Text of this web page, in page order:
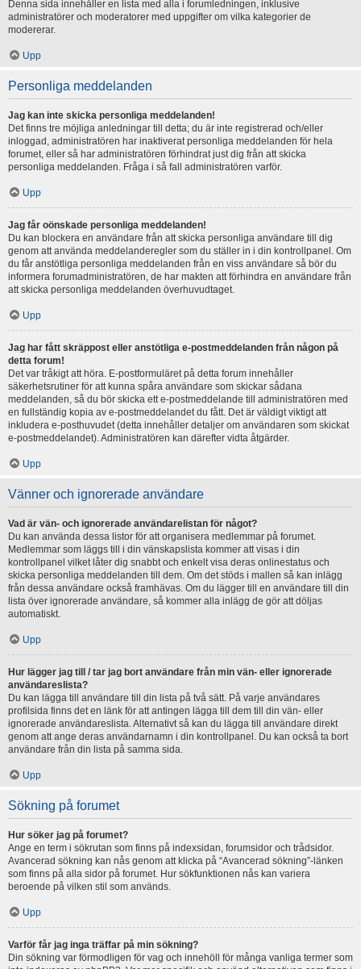
Denna sida innehåller en lista med alla i forumledningen, inklusive
administratörer och moderatorer med uppgifter om vilka kategorier de
modererar.
Upp
Personliga meddelanden
Jag kan inte skicka personliga meddelanden!
Det finns tre möjliga anledningar till detta; du är inte registrerad och/eller
inloggad, administratören har inaktiverat personliga meddelanden för hela
forumet, eller så har administratören förhindrat just dig från att skicka
personliga meddelanden. Fråga i så fall administratören varför.
Upp
Jag får oönskade personliga meddelanden!
Du kan blockera en användare från att skicka personliga användare till dig
genom att använda meddelanderegler som du ställer in i din kontrollpanel. Om
du får anstötliga personliga meddelanden från en viss användare så bör du
informera forumadministratören, de har makten att förhindra en användare från
att skicka personliga meddelanden överhuvudtaget.
Upp
Jag har fått skräppost eller anstötliga e-postmeddelanden från någon på
detta forum!
Det var tråkigt att höra. E-postformuläret på detta forum innehåller
säkerhetsrutiner för att kunna spåra användare som skickar sådana
meddelanden, så du bör skicka ett e-postmeddelande till administratören med
en fullständig kopia av e-postmeddelandet du fått. Det är väldigt viktigt att
inkludera e-posthuvudet (detta innehåller detaljer om användaren som skickat
e-postmeddelandet). Administratören kan därefter vidta åtgärder.
Upp
Vänner och ignorerade användare
Vad är vän- och ignorerade användarelistan för något?
Du kan använda dessa listor för att organisera medlemmar på forumet.
Medlemmar som läggs till i din vänskapslista kommer att visas i din
kontrollpanel vilket låter dig snabbt och enkelt visa deras onlinestatus och
skicka personliga meddelanden till dem. Om det stöds i mallen så kan inlägg
från dessa användare också framhävas. Om du lägger till en användare till din
lista över ignorerade användare, så kommer alla inlägg de gör att döljas
automatiskt.
Upp
Hur lägger jag till / tar jag bort användare från min vän- eller ignorerade
användareslista?
Du kan lägga till användare till din lista på två sätt. På varje användares
profilsida finns det en länk för att antingen lägga till dem till din vän- eller
ignorerade användareslista. Alternativt så kan du lägga till användare direkt
genom att ange deras användarnamn i din kontrollpanel. Du kan också ta bort
användare från din lista på samma sida.
Upp
Sökning på forumet
Hur söker jag på forumet?
Ange en term i sökrutan som finns på indexsidan, forumsidor och trådsidor.
Avancerad sökning kan nås genom att klicka på “Avancerad sökning”-länken
som finns på alla sidor på forumet. Hur sökfunktionen nås kan variera
beroende på vilken stil som används.
Upp
Varför får jag inga träffar på min sökning?
Din sökning var förmodligen för vag och innehöll för många vanliga termer som